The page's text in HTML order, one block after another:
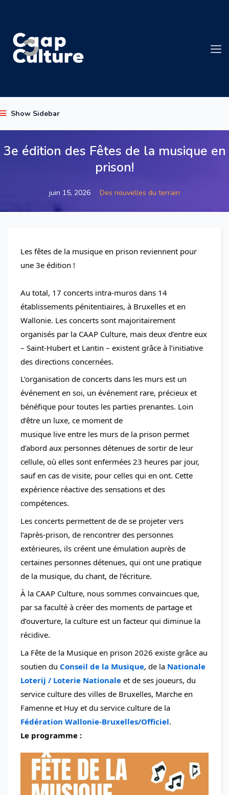
Show Sidebar
3e édition des Fêtes de la musique en
prison!
juin 15, 2026 Des nouvelles du terrain
Les fêtes de la musique en prison reviennent pour
une 3e édition !
Au total, 17 concerts intra-muros dans 14
établissements pénitentiaires, à Bruxelles et en
Wallonie. Les concerts sont majoritairement
organisés par la CAAP Culture, mais deux d’entre eux
– Saint-Hubert et Lantin – existent grâce à l’initiative
des directions concernées.
L’organisation de concerts dans les murs est un
événement en soi, un événement rare, précieux et
bénéfique pour toutes les parties prenantes. Loin
d’être un luxe, ce moment de
musique live entre les murs de la prison permet
d’abord aux personnes détenues de sortir de leur
cellule, où elles sont enfermées 23 heures par jour,
sauf en cas de visite, pour celles qui en ont. Cette
expérience réactive des sensations et des
compétences.
Les concerts permettent de de se projeter vers
l’après-prison, de rencontrer des personnes
extérieures, ils créent une émulation auprès de
certaines personnes détenues, qui ont une pratique
de la musique, du chant, de l’écriture.
À la CAAP Culture, nous sommes convaincues que,
par sa faculté à créer des moments de partage et
d’ouverture, la culture est un facteur qui diminue la
récidive.
La Fête de la Musique en prison 2026 existe grâce au
soutien du Conseil de la Musique, de la Nationale
Loterij / Loterie Nationale et de ses joueurs, du
service culture des villes de Bruxelles, Marche en
Fédération Wallonie-Bruxelles/Officiel.
Le programme :